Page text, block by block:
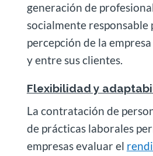
generación de
socialmente responsable
percepción de la
y entre sus clientes.
Flexibilidad y
La contratación de
de prácticas laborales
empresas evaluar el